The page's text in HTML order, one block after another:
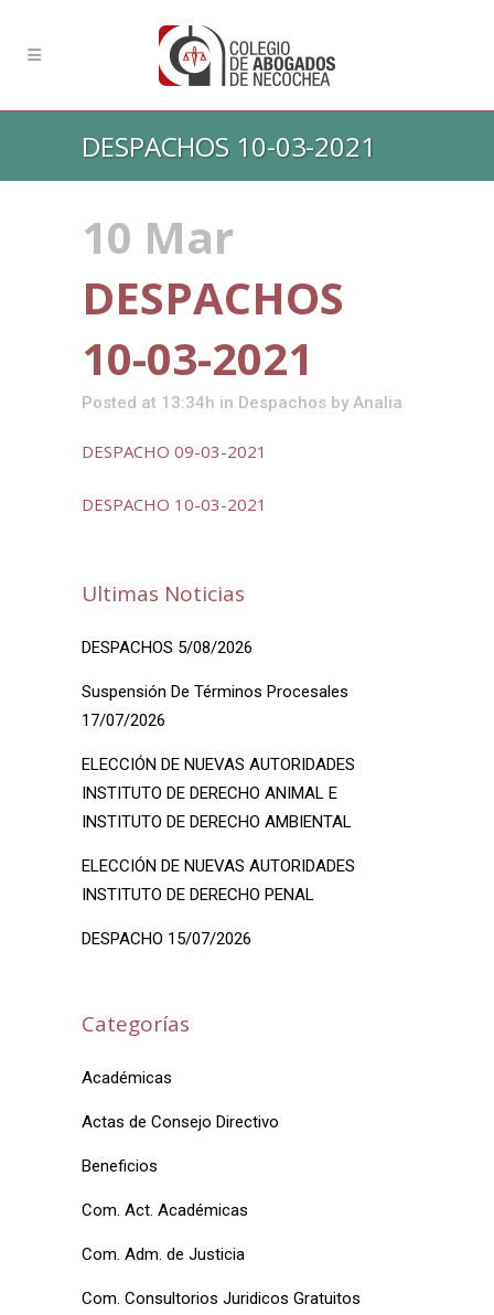
DESPACHOS 10-03-2021
10 Mar
DESPACHOS
10-03-2021
Posted at 13:34h in Despachos by Analia
DESPACHO 09-03-2021
DESPACHO 10-03-2021
Ultimas Noticias
DESPACHOS 5/08/2026
Suspensión De Términos Procesales
17/07/2026
ELECCIÓN DE NUEVAS AUTORIDADES
INSTITUTO DE DERECHO ANIMAL E
INSTITUTO DE DERECHO AMBIENTAL
ELECCIÓN DE NUEVAS AUTORIDADES
INSTITUTO DE DERECHO PENAL
DESPACHO 15/07/2026
Categorías
Académicas
Actas de Consejo Directivo
Beneficios
Com. Act. Académicas
Com. Adm. de Justicia
Com. Consultorios Juridicos Gratuitos